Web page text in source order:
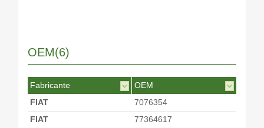
OEM(6)
Fabricante
OEM
FIAT
7076354
FIAT
77364617